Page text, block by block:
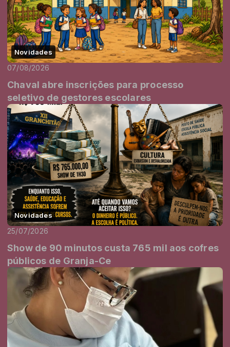
Novidades
07/08/2026
Chaval abre inscrições para processo
seletivo de gestores escolares
Novidades
25/07/2026
Show de 90 minutos custa 765 mil aos cofres
públicos de Granja-Ce